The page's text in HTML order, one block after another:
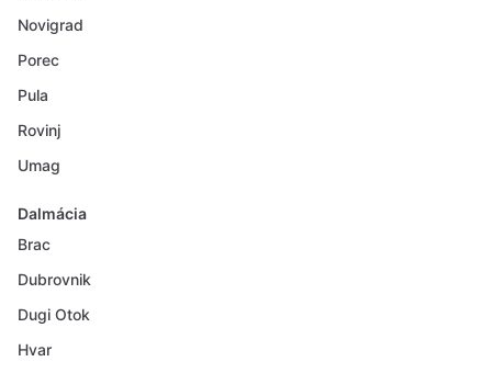
Novigrad
Porec
Pula
Rovinj
Umag
Dalmácia
Brac
Dubrovnik
Dugi Otok
Hvar